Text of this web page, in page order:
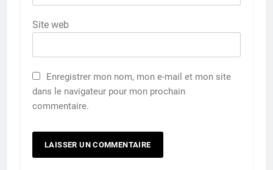
Site web
Enregistrer mon nom, mon e-mail et mon site
dans le navigateur pour mon prochain
commentaire.